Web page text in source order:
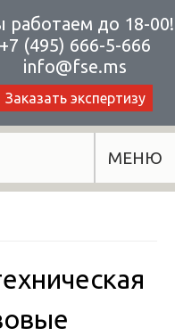
работаем до 18-00!
+7 (495) 666-5-666
info@fse.ms
Заказать экспертизу
МЕНЮ